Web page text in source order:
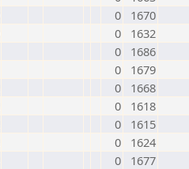
0
1670
0
1632
0
1686
0
1679
0
1668
0
1618
0
1615
0
1624
0
1677